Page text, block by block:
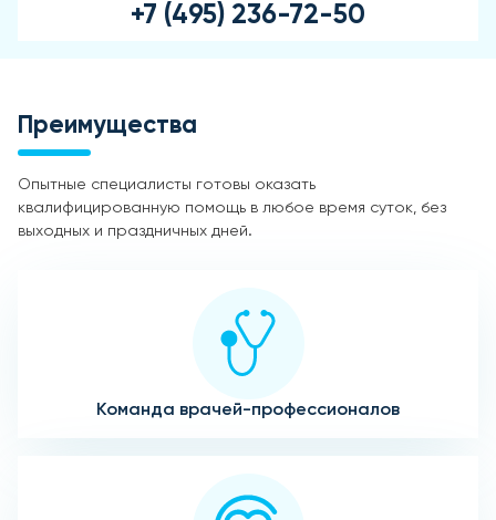
+7 (495) 236-72-50
Преимущества
Опытные специалисты готовы оказать
квалифицированную помощь в любое время суток, без
выходных и праздничных дней.
Команда врачей-профессионалов